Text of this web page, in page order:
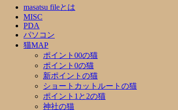
masatsu fileとは
MISC
PDA
パソコン
猫MAP
ポイント00の猫
ポイント0の猫
新ポイントの猫
ショートカットルートの猫
ポイント1と2の猫
神社の猫